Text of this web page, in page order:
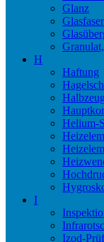
Glanz
H
Haftung
Helium-
I
Izod-